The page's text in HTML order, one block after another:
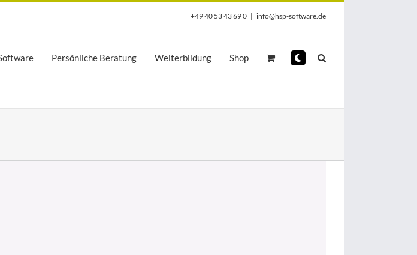
+49 40 53 43 69 0 | info@hsp-software.de
Persönliche Beratung Weiterbildung Shop